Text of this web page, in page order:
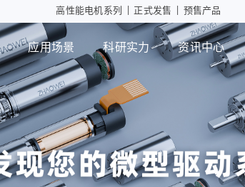
高性能电机系列 正式发售 预售产品
行星减速箱
PD版本 MD版本
应用场景
工业自动化
高性能电机应用
科研实力
设计实力 智能制造 检测能力
资讯中心
展会活动 行业资讯 常见问题
可持续发展 不朽情缘mg官网